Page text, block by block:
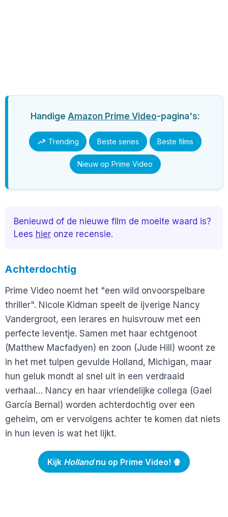
Handige Amazon Prime Video-pagina's:
Trending Beste series Beste films
Nieuw op Prime Video
Benieuwd of de nieuwe film de moeite waard is?
Lees hier onze recensie.
Achterdochtig
Prime Video noemt het "een wild onvoorspelbare
thriller". Nicole Kidman speelt de ijverige Nancy
Vandergroot, een lerares en huisvrouw met een
perfecte leventje. Samen met haar echtgenoot
(Matthew Macfadyen) en zoon (Jude Hill) woont ze
in het met tulpen gevulde Holland, Michigan, maar
hun geluk mondt al snel uit in een verdraaid
verhaal… Nancy en haar vriendelijke collega (Gael
García Bernal) worden achterdochtig over een
geheim, om er vervolgens achter te komen dat niets
in hun leven is wat het lijkt.
Kijk Hollandnu op Prime Video! 🍿